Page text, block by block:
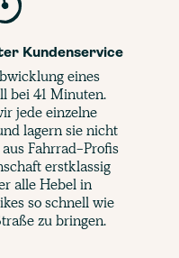
Kundenservice
eines
bei 41 Minuten.
jede einzelne
lagern sie nicht
Fahrrad-Profis
erstklassig
alle Hebel in
so schnell wie
zu bringen.